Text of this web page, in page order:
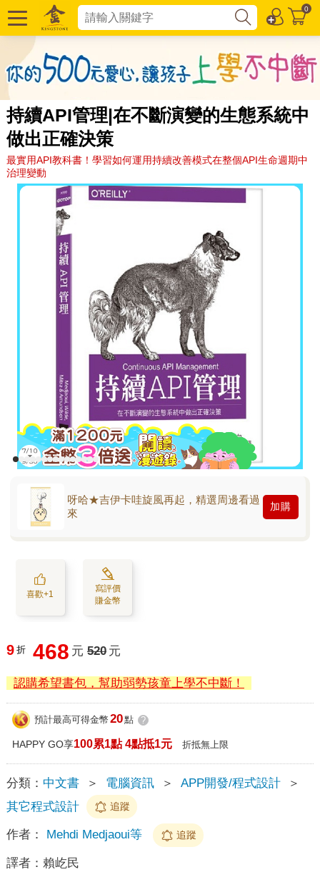
0
持續API管理|在不斷演變的生態系統中
做出正確決策
最實用API教科書！學習如何運用持續改善模式在整個API生命週期中
治理變動
呀哈★吉伊卡哇旋風再起，精選周邊看過
來
加購
喜歡+1
寫評價
賺金幣
9 折 468 元 520 元
認購希望書包，幫助弱勢孩童上學不中斷！
預計最高可得金幣 20點 ?
HAPPY GO享100累1點 4點抵1元 折抵無上限
分類： 中文書 ＞ 電腦資訊 ＞ APP開發/程式設計
＞
其它程式設計
追蹤
作者： Mehdi Medjaoui等 追蹤
譯者： 賴屹民